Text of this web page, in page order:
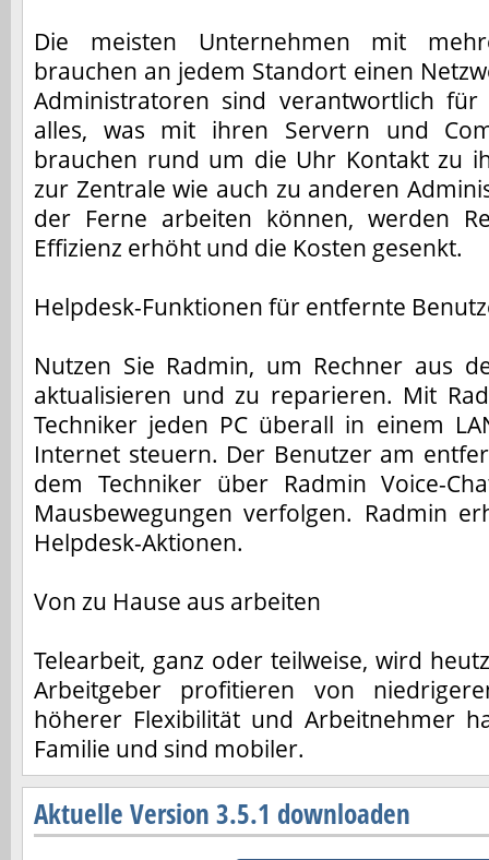
Die meisten Unternehmen mit
brauchen an jedem Standort einen
Administratoren sind verantwortlich
alles, was mit ihren Servern und
brauchen rund um die Uhr Kontakt zu
zur Zentrale wie auch zu anderen
der Ferne arbeiten können, werden
Effizienz erhöht und die Kosten gesenkt.
Helpdesk-Funktionen für entfernte
Nutzen Sie Radmin, um Rechner aus
aktualisieren und zu reparieren. Mit
Techniker jeden PC überall in einem
Internet steuern. Der Benutzer am
dem Techniker über Radmin Voice-
Mausbewegungen verfolgen. Radmin
Helpdesk-Aktionen.
Von zu Hause aus arbeiten
Telearbeit, ganz oder teilweise, wird
Arbeitgeber profitieren von
höherer Flexibilität und Arbeitnehmer
Familie und sind mobiler.
Aktuelle Version 3.5.1 downloaden